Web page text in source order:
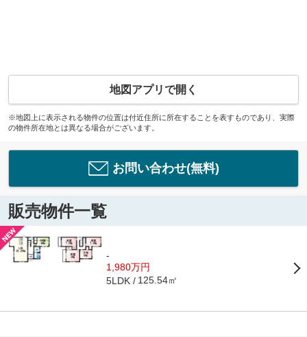
地図アプリで開く
※地図上に表示される物件の位置は付近住所に所在することを表すものであり、実際
の物件所在地とは異なる場合がございます。
お問い合わせ(無料)
販売物件一覧
-
1,980万円
5LDK 125.54㎡